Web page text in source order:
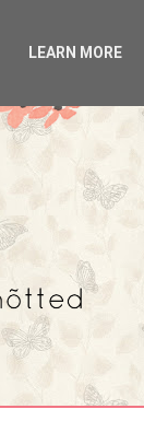
LEARN MORE